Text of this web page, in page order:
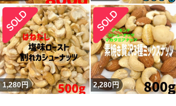
1,280円 2,280円